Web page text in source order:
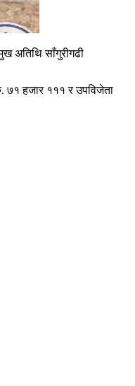
अतिथि साँगुरीगढी
७१ हजार १११ र उपविजेता